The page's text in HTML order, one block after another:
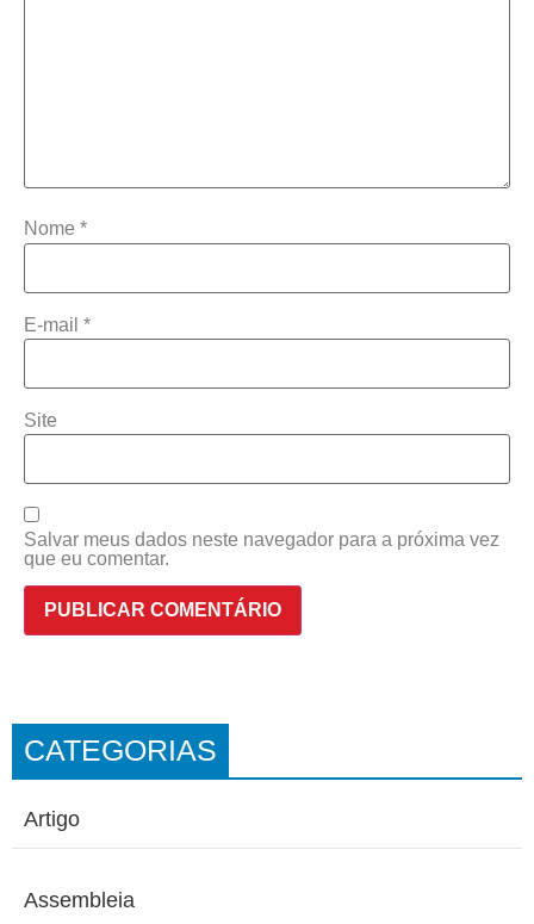
Nome *
E-mail *
Site
Salvar meus dados neste navegador para a próxima vez
que eu comentar.
CATEGORIAS
Artigo
Assembleia